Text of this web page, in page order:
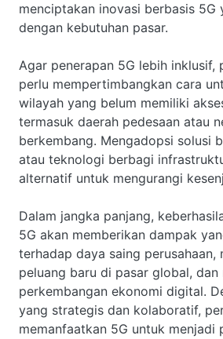
menciptakan inovasi berbasis 5G
dengan kebutuhan pasar.
Agar penerapan 5G lebih inklusif,
perlu mempertimbangkan cara
wilayah yang belum memiliki
termasuk daerah pedesaan atau
berkembang. Mengadopsi solusi
atau teknologi berbagi
alternatif untuk mengurangi
Dalam jangka panjang,
5G akan memberikan dampak
terhadap daya saing perusahaan,
peluang baru di pasar global, dan
perkembangan ekonomi digital.
yang strategis dan kolaboratif,
memanfaatkan 5G untuk menjadi